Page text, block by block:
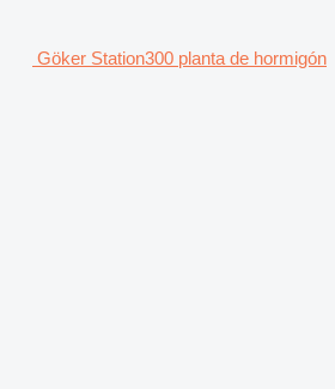
Göker Station300 planta de hormigón